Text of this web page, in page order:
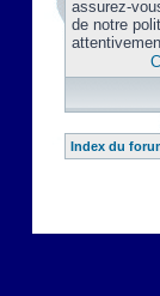
assurez-
de notre
Index du